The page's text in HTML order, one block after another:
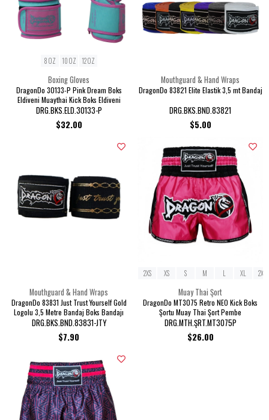
Boxing Gloves
DragonDo 30133-P Pink Dream Boks
Eldiveni Muaythai Kick Boks Eldiveni
DRG.BKS.ELD.30133-P
$32.00
8 OZ 10 OZ 12 OZ
Mouthguard & Hand Wraps
DragonDo 83821 Elite Elastik 3,5 mt Bandaj
DRG.BKS.BND.83821
$5.00
Mouthguard & Hand Wraps
DragonDo 83831 Just Trust Yourself Gold
Logolu 3,5 Metre Bandaj Boks Bandajı
DRG.BKS.BND.83831-JTY
$7.90
Muay Thai Şort
DragonDo MT3075 Retro NEO Kick Boks
Şortu Muay Thai Şort Pembe
DRG.MTH.ŞRT.MT3075P
$26.00
2XS XS S M L XL 2XL